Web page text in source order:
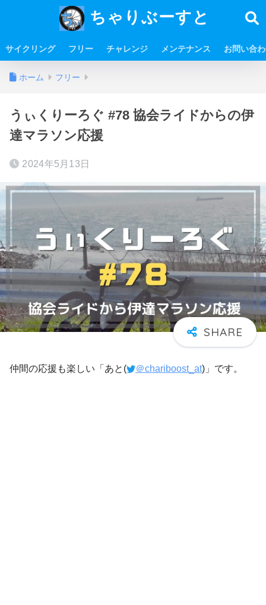
ちゃりぶーすと
サイクリング フリー チャレンジ メンテナンス お問い合
ホーム フリー
うぃくりーろぐ #78 協会ライドからの伊
達マラソン応援
2024年5月13日
仲間の応援も楽しい「あと( ＠chariboost_at)」です。